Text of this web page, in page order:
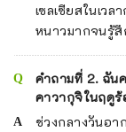
เซลเซียสในเว
หนาวมากจนรู้สึ
คำถามที่ 2. ฉัน
คาวากุจิในฤดูร้
ช่วงกลางวันอา